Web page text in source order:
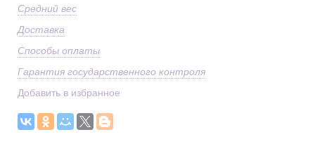
Средний вес
Доставка
Способы оплаты
Гарантия государственного контроля
Добавить в избранное